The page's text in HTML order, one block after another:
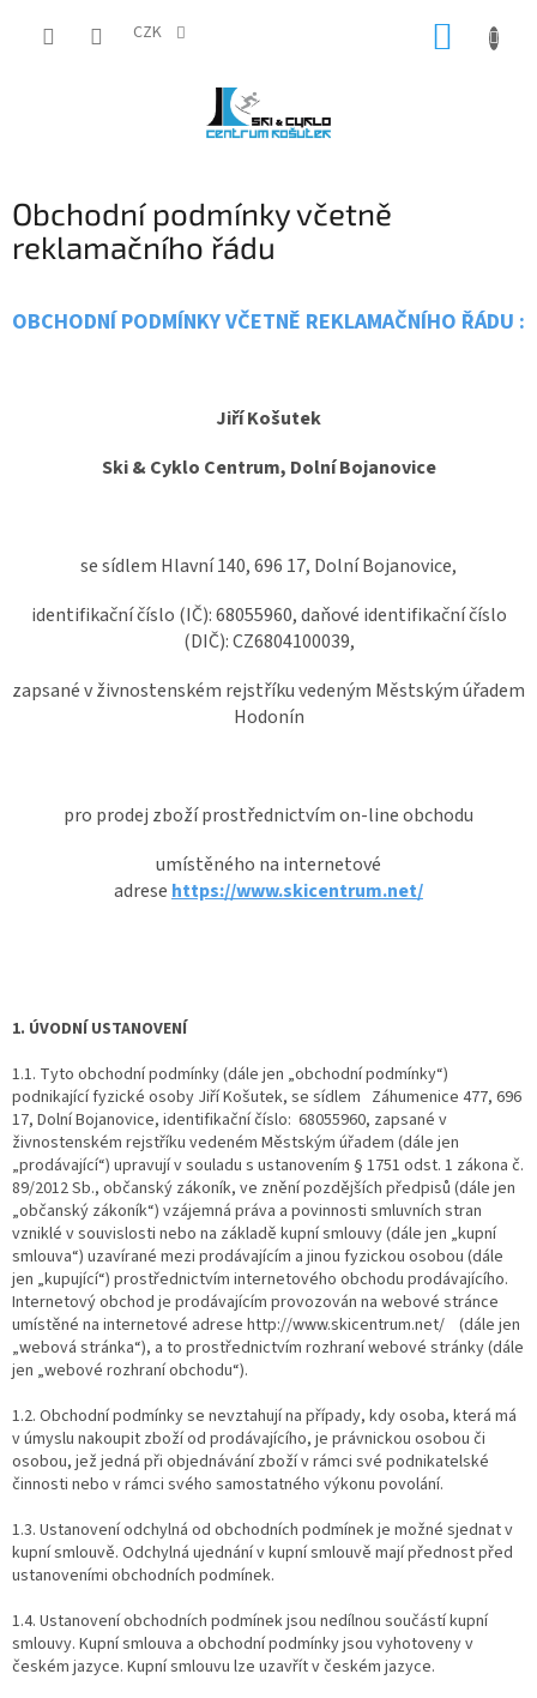
CZK
Obchodní podmínky včetně
reklamačního řádu
OBCHODNÍ PODMÍNKYVČETNĚ REKLAMAČNÍHO ŘÁDU :
Jiří Košutek
Ski & Cyklo Centrum, Dolní Bojanovice
se sídlem Hlavní 140, 696 17, Dolní Bojanovice,
identifikační číslo (IČ): 68055960, daňové identifikační číslo
(DIČ): CZ6804100039,
zapsané v živnostenském rejstříku vedeným Městským úřadem
Hodonín
pro prodej zboží prostřednictvím on-line obchodu
umístěného na internetové
adrese https://www.skicentrum.net/
1. ÚVODNÍ USTANOVENÍ
1.1. Tyto obchodní podmínky (dále jen „obchodní podmínky“)
podnikající fyzické osoby Jiří Košutek, se sídlem Záhumenice 477, 696
17, Dolní Bojanovice, identifikační číslo: 68055960, zapsané v
živnostenském rejstříku vedeném Městským úřadem (dále jen
„prodávající“) upravují v souladu s ustanovením § 1751 odst. 1 zákona č.
89/2012 Sb., občanský zákoník, ve znění pozdějších předpisů (dále jen
„občanský zákoník“) vzájemná práva a povinnosti smluvních stran
vzniklé v souvislosti nebo na základě kupní smlouvy (dále jen „kupní
smlouva“) uzavírané mezi prodávajícím a jinou fyzickou osobou (dále
jen „kupující“) prostřednictvím internetového obchodu prodávajícího.
Internetový obchod je prodávajícím provozován na webové stránce
umístěné na internetové adrese http://www.skicentrum.net/ (dále jen
„webová stránka“), a to prostřednictvím rozhraní webové stránky (dále
jen „webové rozhraní obchodu“).
1.2. Obchodní podmínky se nevztahují na případy, kdy osoba, která má
v úmyslu nakoupit zboží od prodávajícího, je právnickou osobou či
osobou, jež jedná při objednávání zboží v rámci své podnikatelské
činnosti nebo v rámci svého samostatného výkonu povolání.
1.3. Ustanovení odchylná od obchodních podmínek je možné sjednat v
kupní smlouvě. Odchylná ujednání v kupní smlouvě mají přednost před
ustanoveními obchodních podmínek.
1.4. Ustanovení obchodních podmínek jsou nedílnou součástí kupní
smlouvy. Kupní smlouva a obchodní podmínky jsou vyhotoveny v
českém jazyce. Kupní smlouvu lze uzavřít v českém jazyce.